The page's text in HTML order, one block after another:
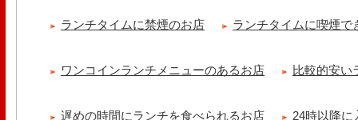
ランチタイムに禁煙のお店 ランチタイムに喫煙で
ワンコインランチメニューのあるお店 比較的安い
遅めの時間にランチを食べられるお店 24時以降に